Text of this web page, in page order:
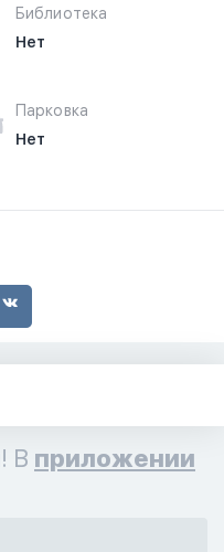
Библиотека
Нет
Парковка
Нет
В приложении